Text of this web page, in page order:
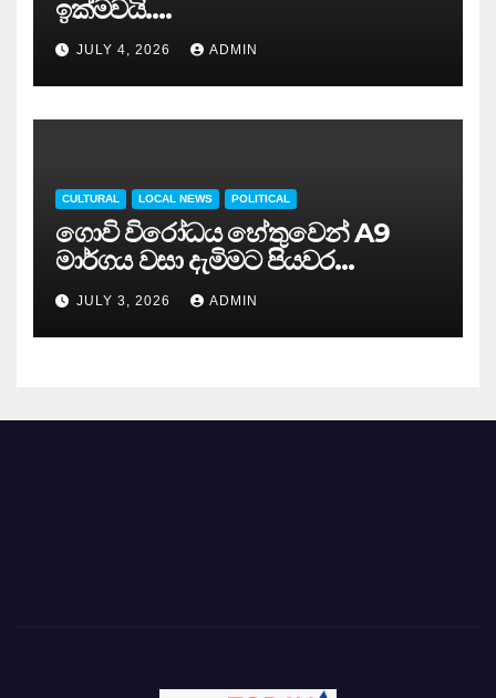
ඉක්මවයි….
JULY 4, 2026 ADMIN
CULTURAL LOCAL NEWS POLITICAL
ගොවි විරෝධය හේතුවෙන් A9
මාර්ගය වසා දැමිමට පියවර…
JULY 3, 2026 ADMIN